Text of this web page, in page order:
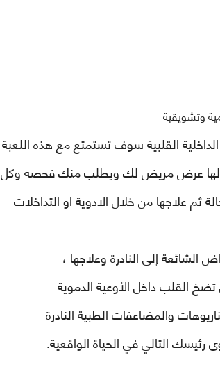
وتشويقية
القلبيةسوف تستمتعمع هذه اللعبة
عرض مريض لك ويطلب منك فحصه وكل
ثم علاجها من خلال الادوية او التداخلات
إلى النادرة وعلاجها ،
تضخ القلب داخل الأوعية الدموية
والمضاعفات الطبية النادرة
رئيسك التالي في الحياة الواقعية.